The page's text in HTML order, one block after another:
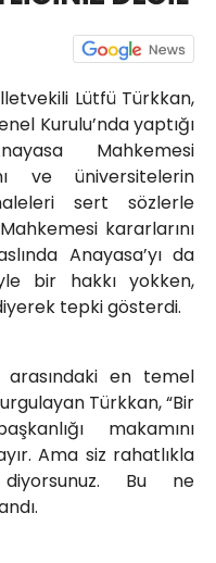
Lütfü Türkkan,
Kurulu’nda yaptığı
Mahkemesi
ve üniversitelerin
sert sözlerle
kararlarını
Anayasa’yı da
bir hakkı yokken,
tepki gösterdi.
arasındaki en temel
Türkkan, “Bir
makamını
Ama siz rahatlıkla
diyorsunuz. Bu ne
Kaptan Mahallesi
Caddesi No:17/4 İzmit-